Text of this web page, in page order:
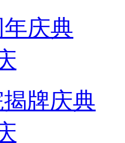
庆典
牌庆典